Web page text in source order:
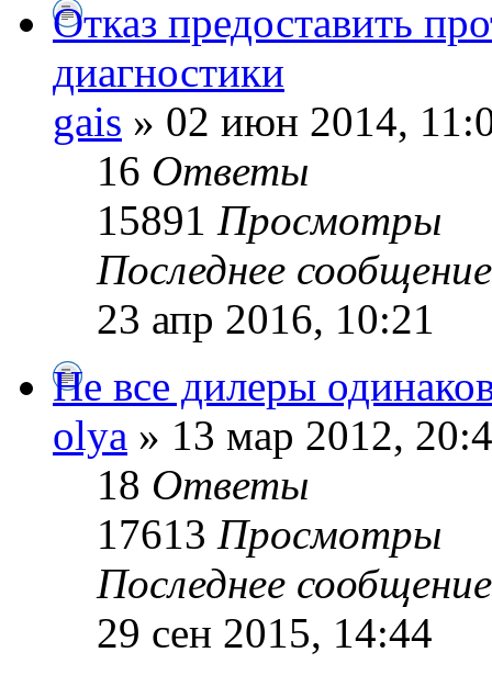
Отказ предоставить
диагностики
gais » 02 июн 2014,
16 Ответы
15891 Просмотры
Последнее
23 апр 2016, 10:21
Не все дилеры
olya » 13 мар 2012,
18 Ответы
17613 Просмотры
Последнее
29 сен 2015, 14:44